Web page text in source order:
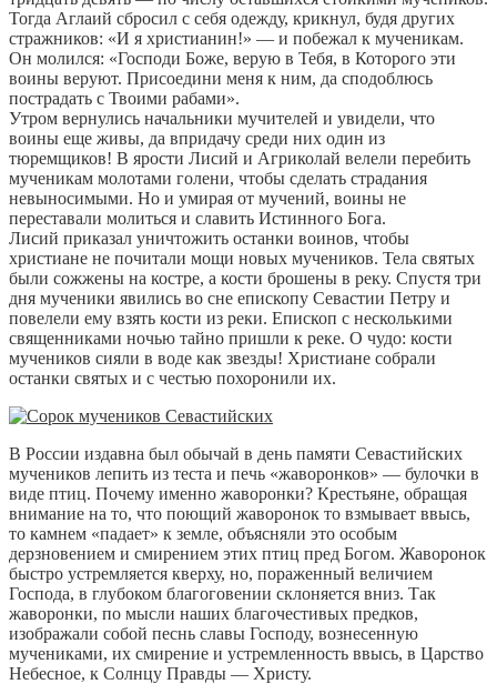
Тогда Аглаий сбросил с себя одежду, крикнул, будя других
стражников: «И я христианин!» — и побежал к мученикам.
Он молился: «Господи Боже, верую в Тебя, в Которого эти
воины веруют. Присоедини меня к ним, да сподоблюсь
пострадать с Твоими рабами».
Утром вернулись начальники мучителей и увидели, что
воины еще живы, да впридачу среди них один из
тюремщиков! В ярости Лисий и Агриколай велели перебить
мученикам молотами голени, чтобы сделать страдания
невыносимыми. Но и умирая от мучений, воины не
переставали молиться и славить Истинного Бога.
Лисий приказал уничтожить останки воинов, чтобы
христиане не почитали мощи новых мучеников. Тела святых
были сожжены на костре, а кости брошены в реку. Спустя три
дня мученики явились во сне епископу Севастии Петру и
повелели ему взять кости из реки. Епископ с несколькими
священниками ночью тайно пришли к реке. О чудо: кости
мучеников сияли в воде как звезды! Христиане собрали
останки святых и с честью похоронили их.
В России издавна был обычай в день памяти Севастийских
мучеников лепить из теста и печь «жаворонков» — булочки в
виде птиц. Почему именно жаворонки? Крестьяне, обращая
внимание на то, что поющий жаворонок то взмывает ввысь,
то камнем «падает» к земле, объясняли это особым
дерзновением и смирением этих птиц пред Богом. Жаворонок
быстро устремляется кверху, но, пораженный величием
Господа, в глубоком благоговении склоняется вниз. Так
жаворонки, по мысли наших благочестивых предков,
изображали собой песнь славы Господу, вознесенную
мучениками, их смирение и устремленность ввысь, в Царство
Небесное, к Солнцу Правды — Христу.